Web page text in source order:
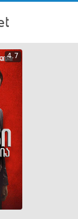
4.7
RUS